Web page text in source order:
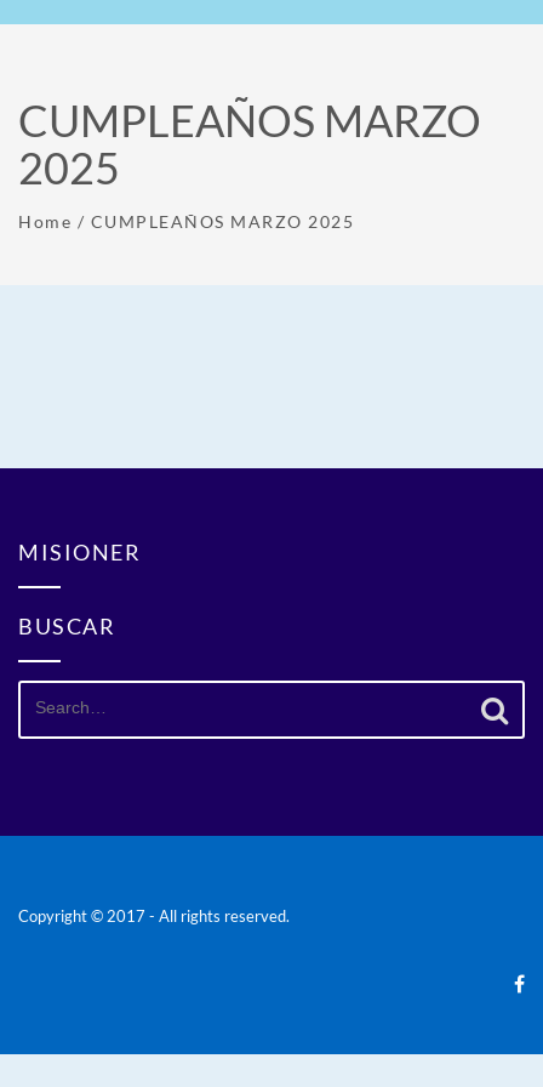
CUMPLEAÑOS MARZO
2025
Home / CUMPLEAÑOS MARZO 2025
MISIONER
BUSCAR
Search
Copyright © 2017 - All rights reserved.